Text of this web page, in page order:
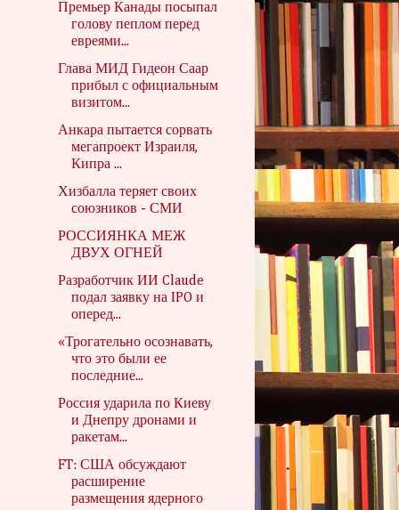
Премьер Канады посыпал
голову пеплом перед
евреями...
Глава МИД Гидеон Саар
прибыл с официальным
визитом...
Анкара пытается сорвать
мегапроект Израиля,
Кипра ...
Хизбалла теряет своих
союзников - СМИ
РОССИЯНКА МЕЖ
ДВУХ ОГНЕЙ
Разработчик ИИ Claude
подал заявку на IPO и
оперед...
«Трогательно осознавать,
что это были ее
последние...
Россия ударила по Киеву
и Днепру дронами и
ракетам...
FT: США обсуждают
расширение
размещения ядерного